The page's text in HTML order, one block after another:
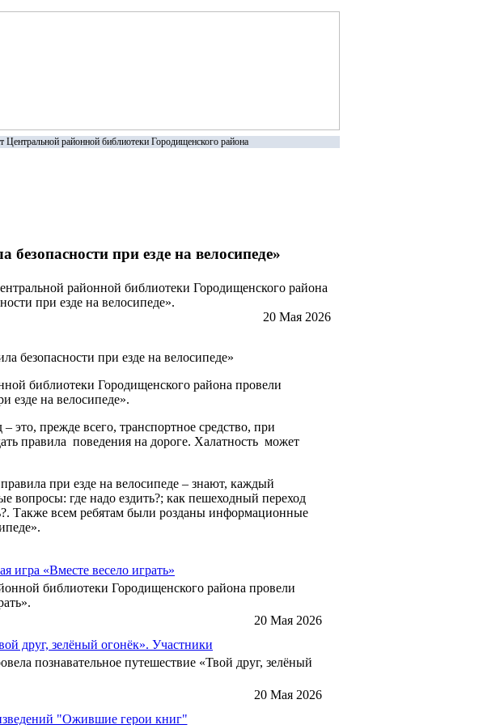
районной библиотеки Городищенского района
при езде на велосипеде»
районной библиотеки Городищенского района
при езде на велосипеде».
20 Мая 2026
безопасности при езде на велосипеде»
библиотеки Городищенского района провели
езде на велосипеде».
это, прежде всего, транспортное средство, при
правила поведения на дороге. Халатность может
при езде на велосипеде – знают, каждый
вопросы: где надо ездить?; как пешеходный переход
Также всем ребятам были розданы информационные
игра «Вместе весело играть»
библиотеки Городищенского района провели
20 Мая 2026
друг, зелёный огонёк». Участники
познавательное путешествие «Твой друг, зелёный
20 Мая 2026
"Ожившие герои книг"